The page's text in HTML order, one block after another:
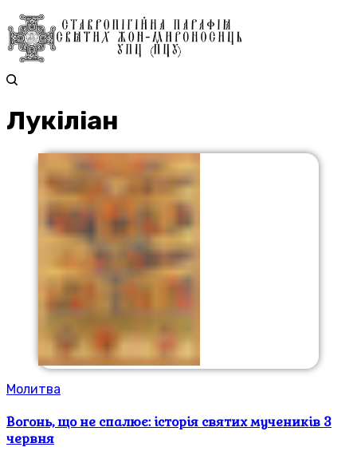
Лукіліан
Молитва
Вогонь, що не спалює: історія святих мучеників 3
червня